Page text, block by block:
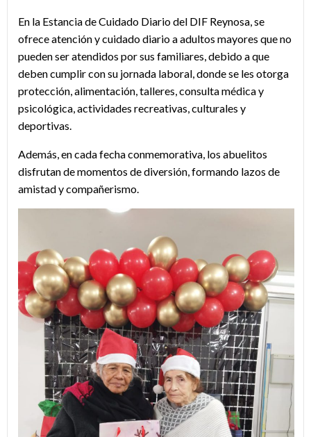
En la Estancia de Cuidado Diario del DIF Reynosa, se
ofrece atención y cuidado diario a adultos mayores que no
pueden ser atendidos por sus familiares, debido a que
deben cumplir con su jornada laboral, donde se les otorga
protección, alimentación, talleres, consulta médica y
psicológica, actividades recreativas, culturales y
deportivas.
Además, en cada fecha conmemorativa, los abuelitos
disfrutan de momentos de diversión, formando lazos de
amistad y compañerismo.